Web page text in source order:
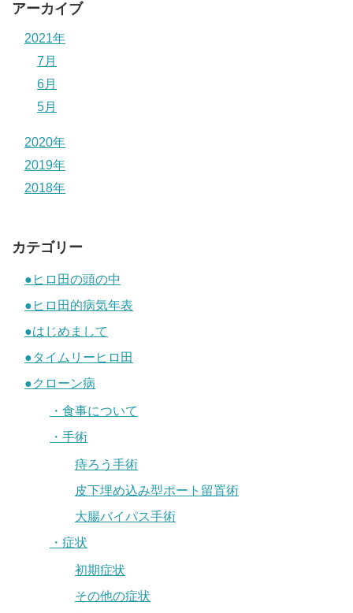
アーカイブ
2021年
7月
6月
5月
2020年
2019年
2018年
カテゴリー
●ヒロ田の頭の中
●ヒロ田的病気年表
●はじめまして
●タイムリーヒロ田
●クローン病
・食事について
・手術
痔ろう手術
皮下埋め込み型ポート留置術
大腸バイパス手術
・症状
初期症状
その他の症状